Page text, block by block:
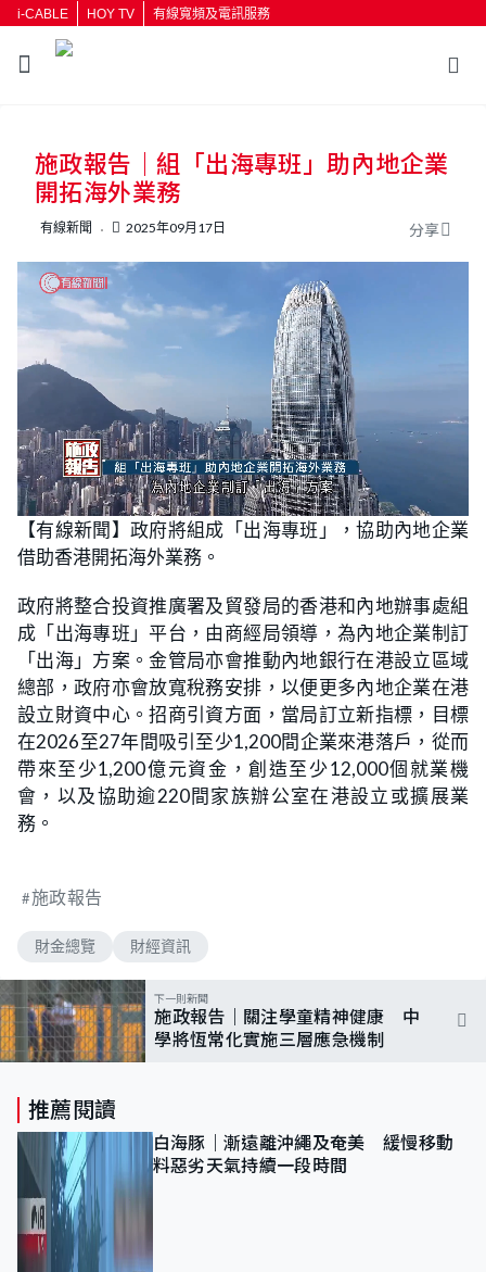
i-CABLE HOY TV 有線寬頻及電訊服務
按輸入鍵開始搜尋
施政報告｜組「出海專班」助內地企業
開拓海外業務
有線新聞 2025年09月17日 分享
U
n
m
t
e
L
o
a
d
e
d
5
1
0
%
【有線新聞】政府將組成「出海專班」，協助內地企業
借助香港開拓海外業務。
政府將整合投資推廣署及貿發局的香港和內地辦事處組
成「出海專班」平台，由商經局領導，為內地企業制訂
「出海」方案。金管局亦會推動內地銀行在港設立區域
總部，政府亦會放寬稅務安排，以便更多內地企業在港
設立財資中心。招商引資方面，當局訂立新指標，目標
在2026至27年間吸引至少1,200間企業來港落戶，從而
帶來至少1,200億元資金，創造至少12,000個就業機
會，以及協助逾220間家族辦公室在港設立或擴展業
務。
施政報告
財金總覽 財經資訊
下一則新聞
施政報告｜關注學童精神健康 中
學將恆常化實施三層應急機制
推薦閱讀
白海豚｜漸遠離沖繩及奄美 緩慢移動
料惡劣天氣持續一段時間